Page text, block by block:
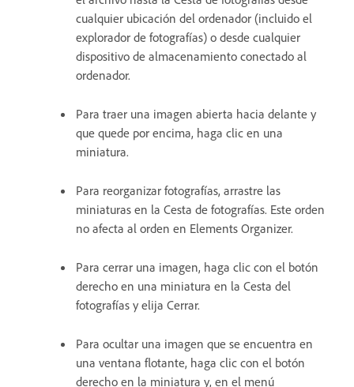
cualquier ubicación del ordenador (incluido el
explorador de fotografías) o desde cualquier
dispositivo de almacenamiento conectado al
ordenador.
Para traer una imagen abierta hacia delante y
que quede por encima, haga clic en una
miniatura.
Para reorganizar fotografías, arrastre las
miniaturas en la Cesta de fotografías. Este orden
no afecta al orden en Elements Organizer.
Para cerrar una imagen, haga clic con el botón
derecho en una miniatura en la Cesta del
fotografías y elija Cerrar.
Para ocultar una imagen que se encuentra en
una ventana flotante, haga clic con el botón
derecho en la miniatura y, en el menú